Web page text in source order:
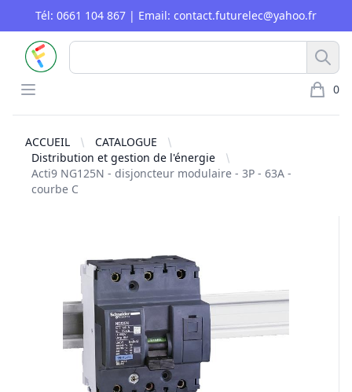
Tél: 0661 104 867 | Email: contact.futurelec@yahoo.fr
FUTURELEC
Open menu
0
article
ACCUEIL
CATALOGUE
Distribution et gestion de l'énergie
Acti9 NG125N - disjoncteur modulaire - 3P - 63A -
courbe C